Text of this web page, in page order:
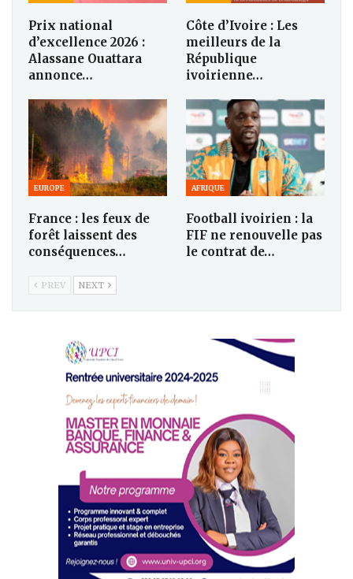
Prix national
d’excellence 2026 :
Alassane Ouattara
annonce…
Côte d’Ivoire : Les
meilleurs de la
République
ivoirienne…
EUROPE
France : les feux de
forêt laissent des
conséquences…
AFRIQUE
Football ivoirien : la
FIF ne renouvelle pas
le contrat de…
PREV NEXT